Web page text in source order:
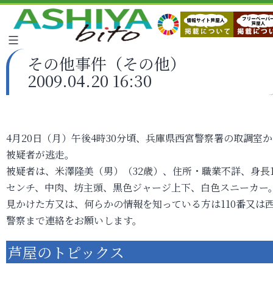
その他事件（その他）
2009.04.20 16:30
4月20日（月）午後4時30分頃、兵庫県西宮警察署の取調室
被疑者が逃走。
被疑者は、米澤隆美（男）（32歳）、住所・職業不詳、身長
センチ、中肉、坊主頭、黒色ジャージ上下、白色スニーカー
見かけた方又は、何らかの情報を知っている方は110番又は
警察まで連絡をお願いします。
芦屋のトピックス